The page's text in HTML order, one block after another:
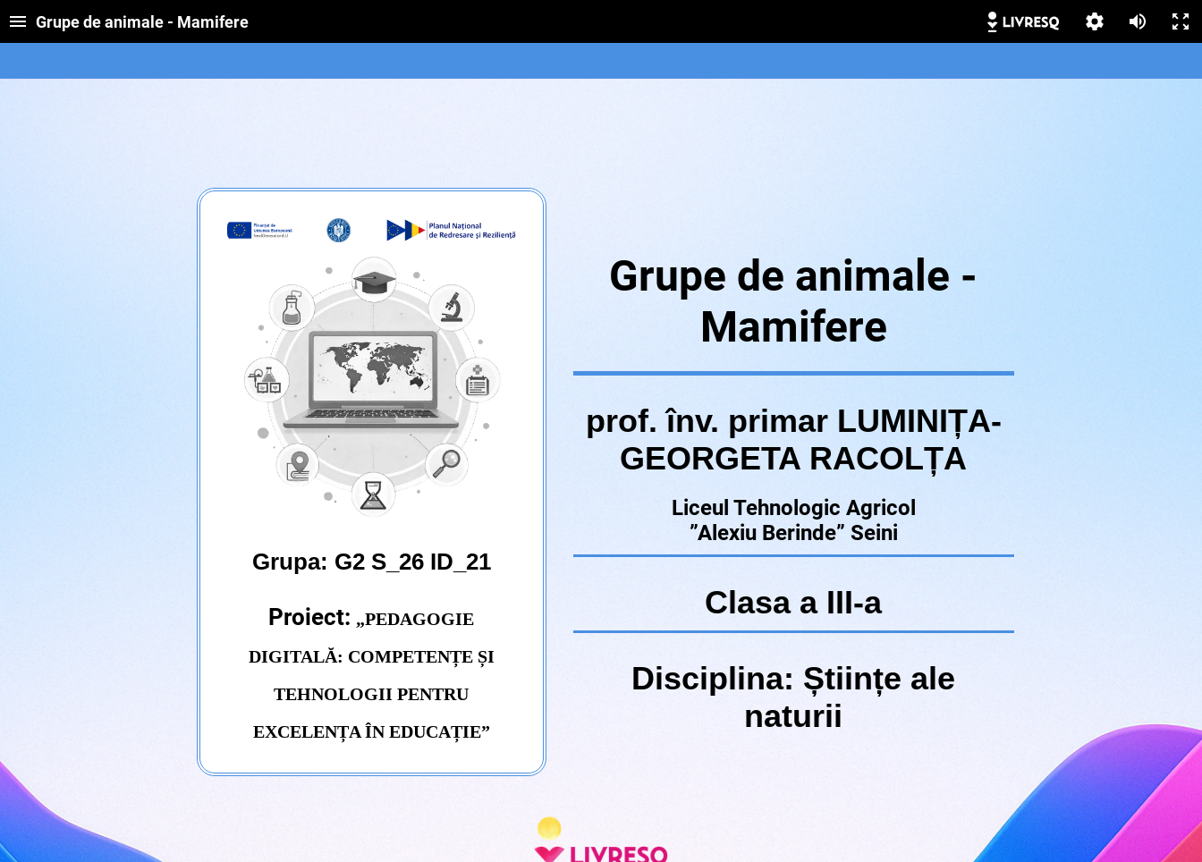
Grupe de animale - Mamifere
Grupa: G2 S_26 ID_21
Proiect: „PEDAGOGIE
DIGITALĂ: COMPETENȚE ȘI
TEHNOLOGII PENTRU
EXCELENȚA ÎN EDUCAȚIE”
Grupe de animale -
Mamifere
prof. înv. primar LUMINIȚA-
GEORGETA RACOLȚA
Liceul Tehnologic Agricol
”Alexiu Berinde” Seini
Clasa a III-a
Disciplina: Științe ale
naturii